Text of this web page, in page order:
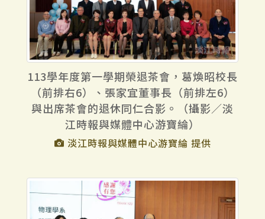
113學年度第一學期榮退茶會，葛煥昭校長
（前排右6）、張家宜董事長（前排左6）
與出席茶會的退休同仁合影。（攝影／淡
江時報與媒體中心游寶綸）
淡江時報與媒體中心游寶綸 提供